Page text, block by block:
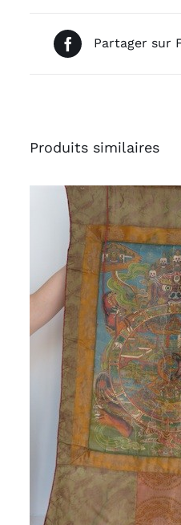
Partager sur
Produits similaires
AJOUTER AU